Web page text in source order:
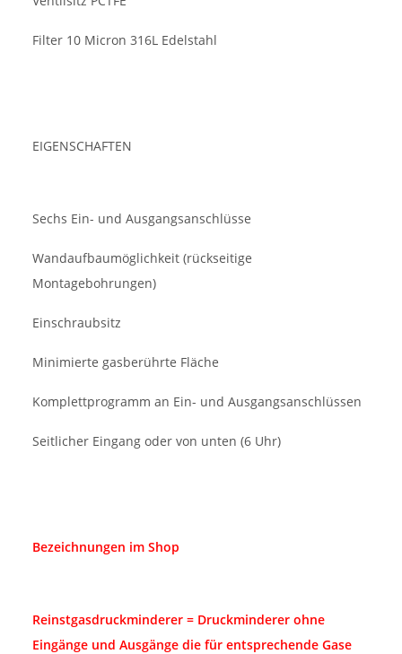
Filter 10 Micron 316L Edelstahl
EIGENSCHAFTEN
Sechs Ein- und Ausgangsanschlüsse
Wandaufbaumöglichkeit (rückseitige
Montagebohrungen)
Einschraubsitz
Minimierte gasberührte Fläche
Komplettprogramm an Ein- und Ausgangsanschlüssen
Seitlicher Eingang oder von unten (6 Uhr)
Bezeichnungen im Shop
Reinstgasdruckminderer = Druckminderer ohne
Eingänge und Ausgänge die für entsprechende Gase